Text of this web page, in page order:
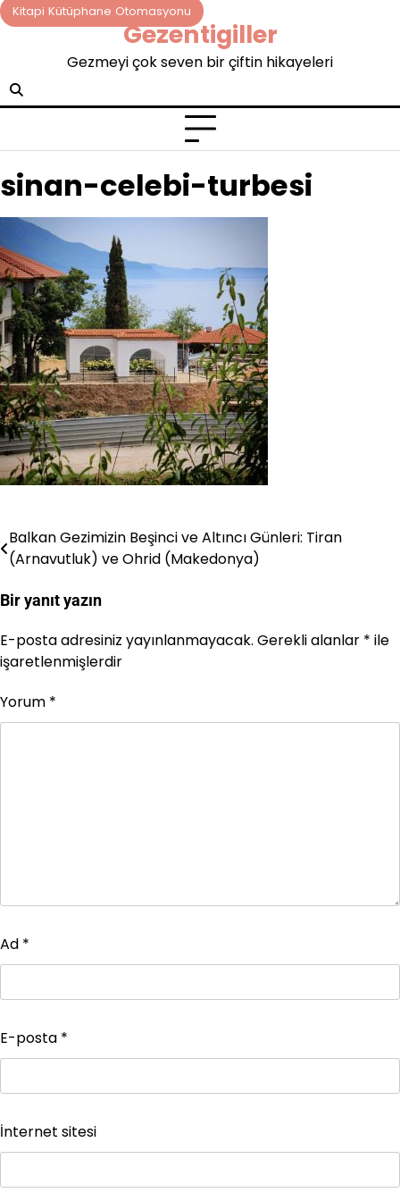
Skip
to
Kitapi Kütüphane Otomasyonu
Gezentigiller
Gezmeyi çok seven bir çiftin hikayeleri
sinan-celebi-turbesi
Yazı
gezinmesi
Balkan Gezimizin Beşinci ve Altıncı Günleri: Tiran
(Arnavutluk) ve Ohrid (Makedonya)
Bir yanıt yazın
E-posta adresiniz yayınlanmayacak. Gerekli alanlar * ile
işaretlenmişlerdir
Yorum *
Ad *
E-posta *
İnternet sitesi